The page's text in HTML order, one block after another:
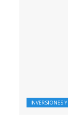
INVERSIONES